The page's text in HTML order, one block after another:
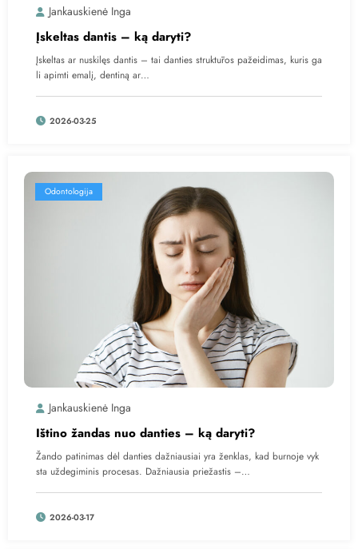
Jankauskienė Inga
Įskeltas dantis – ką daryti?
Įskeltas ar nuskilęs dantis – tai danties struktūros pažeidimas, kuris ga
li apimti emalį, dentiną ar…
2026-03-25
Odontologija
Jankauskienė Inga
Ištino žandas nuo danties – ką daryti?
Žando patinimas dėl danties dažniausiai yra ženklas, kad burnoje vyk
sta uždegiminis procesas. Dažniausia priežastis –…
2026-03-17